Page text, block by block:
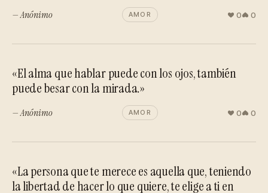
— Anónimo AMOR 0 0
«El alma que hablar puede con los ojos, también
puede besar con la mirada.»
— Anónimo AMOR 0 0
«La persona que te merece es aquella que, teniendo
la libertad de hacer lo que quiere, te elige a ti en